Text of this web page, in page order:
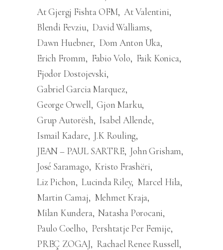
At Gjergj Fishta OFM At Valentini
Blendi Fevziu David Walliams
Dawn Huebner Dom Anton Uka
Erich Fromm
Fabio Volo
Faik Konica
Fjodor Dostojevski
Gabriel Garcia Marquez
George Orwell Gjon Marku
Grup Autorësh Isabel Allende
Ismail Kadare J.K Rouling
JEAN – PAUL SARTRE John Grisham
José Saramago Kristo Frashëri
Liz Pichon Lucinda Riley Marcel Hila
Martin Camaj
Mehmet Kraja
Milan Kundera Natasha Porocani
Paulo Coelho
Pershtatje Per Femije
PREÇ ZOGAJ
Rachael Renee Russell